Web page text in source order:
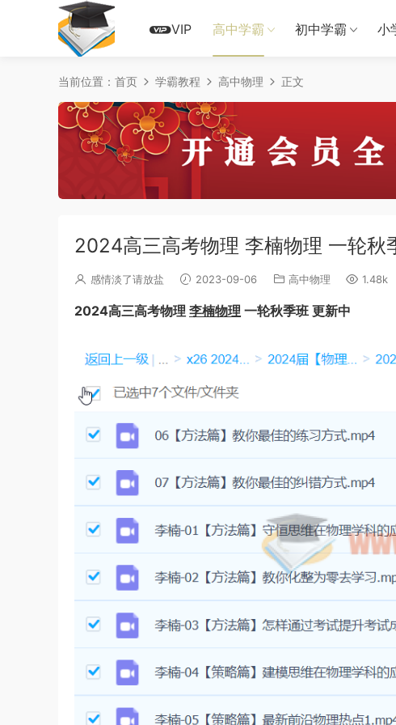
VIP 高中学霸 初中学霸 小
当前位置： 首页 学霸教程 高中物理 正文
2024高三高考物理 李楠物理 一轮秋
感情淡了请放盐 2023-09-06 高中物理 1.48k
2024高三高考物理 李楠物理 一轮秋季班 更新中